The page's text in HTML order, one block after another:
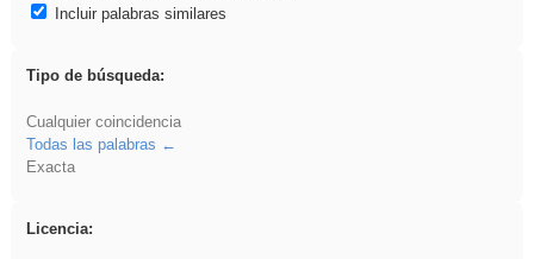
Incluir palabras similares
Tipo de búsqueda:
Cualquier coincidencia
Todas las palabras
Exacta
Licencia: